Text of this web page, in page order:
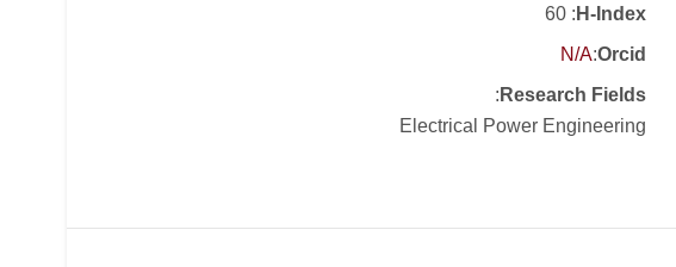
H-Index
: 60
Orcid
:
N/A
Research Fields
:
Electrical Power Engineering